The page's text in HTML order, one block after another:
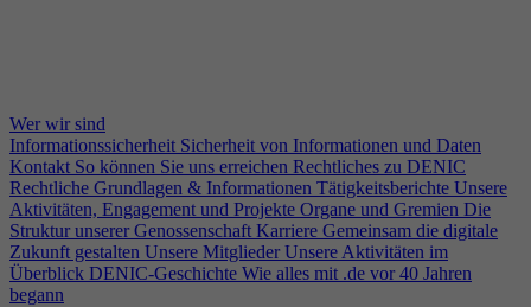
Wer wir sind
Informationssicherheit Sicherheit von Informationen und Daten
Kontakt So können Sie uns erreichen Rechtliches zu DENIC
Rechtliche Grundlagen & Informationen Tätigkeitsberichte Unsere
Aktivitäten, Engagement und Projekte Organe und Gremien Die
Struktur unserer Genossenschaft Karriere Gemeinsam die digitale
Zukunft gestalten Unsere Mitglieder Unsere Aktivitäten im
Überblick DENIC-Geschichte Wie alles mit .de vor 40 Jahren
begann